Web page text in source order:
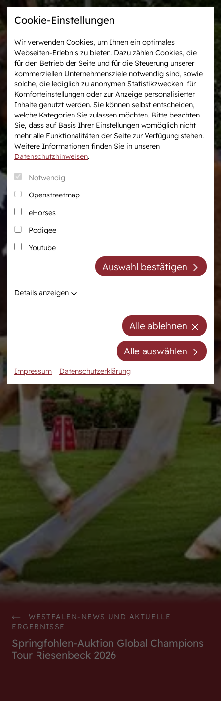
Cookie-Einstellungen
Wir verwenden Cookies, um Ihnen ein optimales
Webseiten-Erlebnis zu bieten. Dazu zählen Cookies, die
für den Betrieb der Seite und für die Steuerung unserer
kommerziellen Unternehmensziele notwendig sind, sowie
solche, die lediglich zu anonymen Statistikzwecken, für
Komforteinstellungen oder zur Anzeige personalisierter
Inhalte genutzt werden. Sie können selbst entscheiden,
welche Kategorien Sie zulassen möchten. Bitte beachten
Sie, dass auf Basis Ihrer Einstellungen womöglich nicht
mehr alle Funktionalitäten der Seite zur Verfügung stehen.
Weitere Informationen finden Sie in unseren
Datenschutzhinweisen.
Notwendig
Openstreetmap
eHorses
Podigee
Youtube
Auswahl bestätigen
Details anzeigen
Alle ablehnen
Alle auswählen
Impressum Datenschutzerklärung
Westfalen-News und
aktuelle Ergebnisse
Veranstaltungen &
Turniere
Wir in Westfalen
Über uns
Verband & Organisation
Team
Jungzüchter
Downloadcenter
Fanshop
Karriere
Vermarktung
Auktionen
After Sales Service
Pferdemarkt
Westfälische Pferdezucht
Zuchtberatung
Anreiten und
Pferdeausbildung
Anfahrt
Kontakt
Termine
Online-Auktionen
WestfalenOnline
+49 (251) 328090
WESTFALEN-NEWS UND AKTUELLE
ERGEBNISSE
Springfohlen-Auktion Global Champions
Tour Riesenbeck 2026